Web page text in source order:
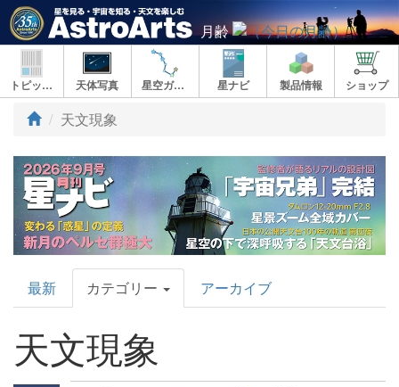
月齢
トピックス 天体写真 星空ガイド 星ナビ 製品情報 ショップ
天文現象
AstroArts
Topics
最新 カテゴリー アーカイブ
天文現象